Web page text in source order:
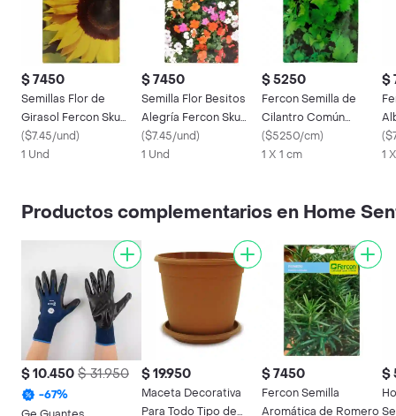
$ 7450
Semillas Flor de
Girasol Fercon Sku
163239. Sku
7702899958600
($7.45/und)
1 Und
$ 7450
Semilla Flor Besitos
Alegría Fercon Sku
163240. Sku
7702899959102
($7.45/und)
1 Und
$ 5250
Fercon Semilla de
Cilantro Común
Importado
($5250/cm)
1 X 1 cm
$
(
1
Productos complementarios en Home
$ 10.450 $ 31.950
-67%
$ 19.950
Maceta Decorativa
Para Todo Tipo de
$ 7450
Fercon Semilla
Aromática de Romero
$